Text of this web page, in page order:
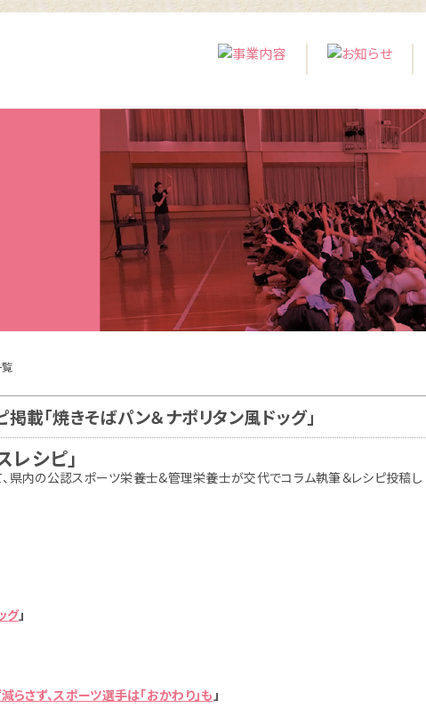
載「焼きそばパン＆ナポリタン風ドッグ」
レシピ」
県内の公認スポーツ栄養士&管理栄養士が交代でコラム執筆＆レシピ投稿し
グ」
らさず、スポーツ選手は「おかわり」も」